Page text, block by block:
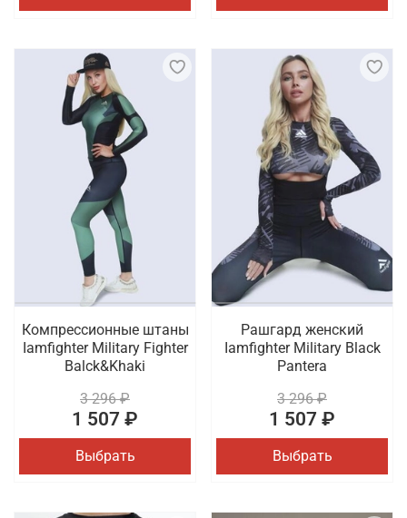
Компрессионные штаны
Iamfighter Military Fighter
Balck&Khaki
3 296 ₽
1 507 ₽
Выбрать
Рашгард женский
Iamfighter Military Black
Pantera
3 296 ₽
1 507 ₽
Выбрать